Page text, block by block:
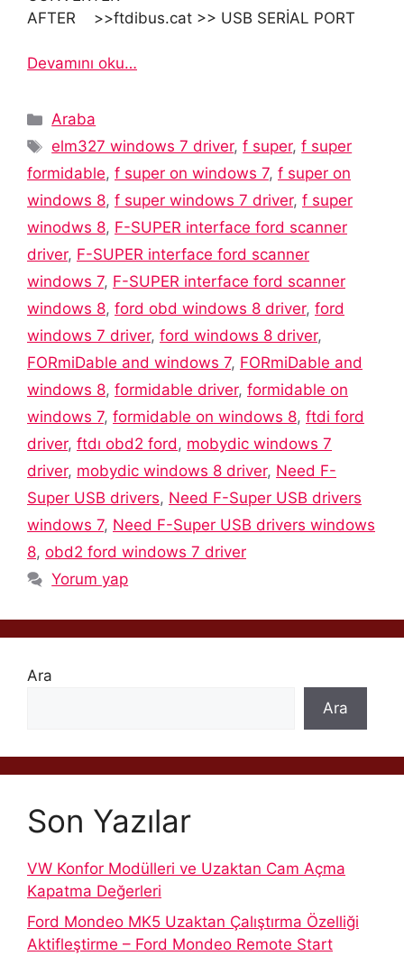
AFTER >>ftdibus.cat >> USB SERİAL PORT
Devamını oku…
Kategoriler
Araba
Etiketler
elm327 windows 7 driver,f super,f super
formidable, f super on windows 7, f super on
windows 8, f super windows 7 driver, f super
winodws 8, F-SUPER interface ford scanner
driver, F-SUPER interface ford scanner
windows 7, F-SUPER interface ford scanner
windows 8, ford obd windows 8 driver, ford
windows 7 driver, ford windows 8 driver,
FORmiDable and windows 7, FORmiDable and
windows 8, formidable driver, formidable on
windows 7, formidable on windows 8, ftdi ford
driver, ftdı obd2 ford, mobydic windows 7
driver, mobydic windows 8 driver, Need F-
Super USB drivers, Need F-Super USB drivers
windows 7, Need F-Super USB drivers windows
8, obd2 ford windows 7 driver
Yorum yap
Ara
Ara
Son Yazılar
VW Konfor Modülleri ve Uzaktan Cam Açma
Kapatma Değerleri
Ford Mondeo MK5 Uzaktan Çalıştırma Özelliği
Aktifleştirme – Ford Mondeo Remote Start